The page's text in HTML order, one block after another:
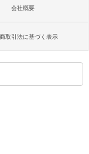
会社概要
取引法に基づく表示